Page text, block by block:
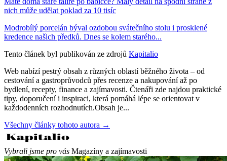
nich může udělat poklad za 10 tisíc
Modrobílý porcelán býval ozdobou svátečního stolu i prosklené
kredence našich předků. Dnes se kolem starého...
Tento článek byl publikován ze zdrojů Kapitalio
Web nabízí pestrý obsah z různých oblastí běžného života – od
cestování a gastroprůvodců přes recenze a nakupování až po
bydlení, recepty, finance a zajímavosti. Čtenáři zde najdou praktické
tipy, doporučení i inspiraci, která pomáhá lépe se orientovat v
každodenních rozhodnutích.Obsah je...
Všechny články tohoto autora →
Vybrali jsme pro vás Magazíny a zajímavosti